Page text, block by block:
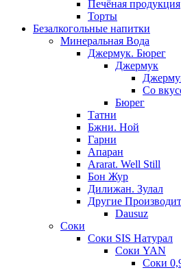
Печёная продукция
Торты
Безалкогольные напитки
Минеральная Вода
Джермук. Бюрег
Джермук
Со
Бюрег
Татни
Бжни. Ной
Гарни
Апаран
Ararat. Well Still
Бон Жур
Дилижан. Зулал
Другие
Dausuz
Соки
Соки SIS Натурал
Соки YAN
Соки